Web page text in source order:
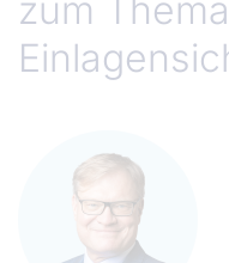
zum Thema